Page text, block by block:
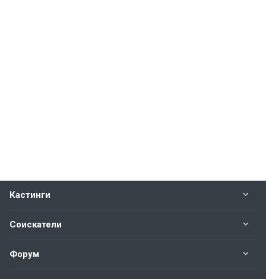
Кастинги
Соискатели
Форум